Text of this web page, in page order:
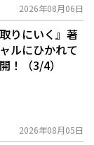
2026年08月06日
りにいく』著
ルにひかれて
！（3/4）
2026年08月05日